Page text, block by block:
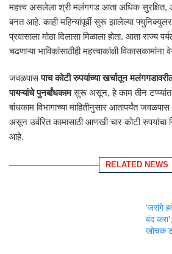
महत्त्व असलेला श्री मलंगगड आता अधिक सुरक्षित,
बनत आहे. काही महिन्यांपूर्वी सुरू झालेल्या
प्रवासाला मोठा दिलासा मिळाला होता. आता राज्य
चढणाऱ्या भाविकांसाठीही महत्त्वाकांक्षी
जवळपासपाच कोटी रुपयांच्या खर्चातून
पायऱ्यांचे पुनर्बांधकामसुरू असून, हे काम तीन
बांधकाम विभागाच्या माहितीनुसार आतापर्यंत
असून उर्वरित कामासाठी आणखी चार कोटी रुपयांचा
आहे.
RELATED NEWS
‘जरांगे
बंद
खोचक